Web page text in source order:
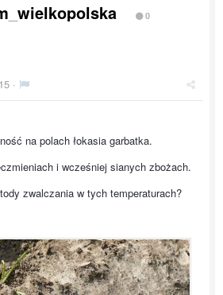
0
·
na polach łokasia garbatka.
i wcześniej sianych zbożach.
zwalczania w tych temperaturach?